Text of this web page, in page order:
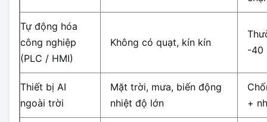
Tự động hóa
công nghiệp
(PLC / HMI)
Không có quạt, kín kín
-40
Thiết bị AI
ngoài trời
Mặt trời, mưa, biến động
nhiệt độ lớn
+